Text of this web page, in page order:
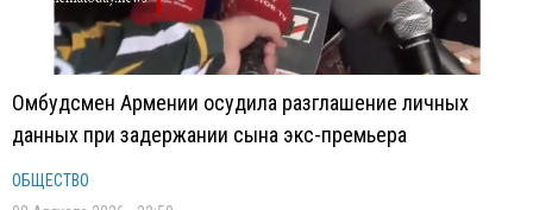
Омбудсмен Армении осудила разглашение личных
данных при задержании сына экс-премьера
ОБЩЕСТВО